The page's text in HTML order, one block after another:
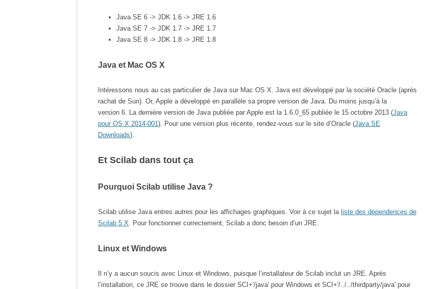
Java SE 6 -> JDK 1.6 -> JRE 1.6
Java SE 7 -> JDK 1.7 -> JRE 1.7
Java SE 8 -> JDK 1.8 -> JRE 1.8
Java et Mac OS X
Intéressons nous au cas particulier de Java sur Mac OS X. Java est développé par la société Oracle (après
rachat de Sun). Or, Apple a développé en parallèle sa propre version de Java. Du moins jusqu’à la
version 6. La dernière version de Java publiée par Apple est la 1.6.0_65 publiée le 15 octobre 2013 (Java
pour OS X 2014-001). Pour une version plus récente, rendez-vous sur le site d’Oracle (Java SE
Downloads).
Et Scilab dans tout ça
Pourquoi Scilab utilise Java ?
Scilab utilise Java entres autres pour les affichages graphiques. Voir à ce sujet la liste des dépendences de
Scilab 5.X. Pour fonctionner correctement, Scilab a donc besoin d’un JRE.
Linux et Windows
Il n’y a aucun soucis avec Linux et Windows, puisque l’installateur de Scilab inclut un JRE. Après
l’installation, ce JRE se trouve dans le dossier SCI+'/java' pour Windows et SCI+'/../../thirdparty/java' pour